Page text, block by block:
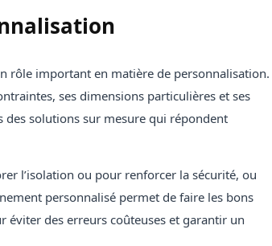
rôle important en matière de personnalisation.
ses dimensions particulières et ses
des solutions sur mesure qui répondent
l’isolation ou pour renforcer la sécurité, ou
personnalisé permet de faire les bons
éviter des erreurs coûteuses et garantir un